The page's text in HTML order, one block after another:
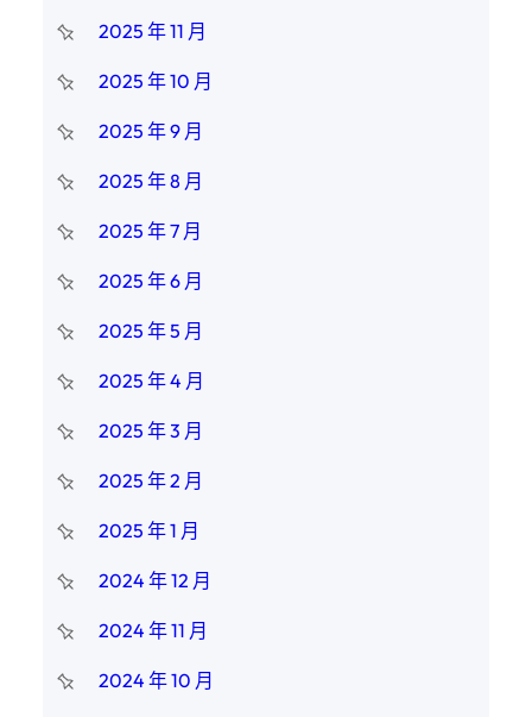
2025 年 11 月
2025 年 10 月
2025 年 9 月
2025 年 8 月
2025 年 7 月
2025 年 6 月
2025 年 5 月
2025 年 4 月
2025 年 3 月
2025 年 2 月
2025 年 1 月
2024 年 12 月
2024 年 11 月
2024 年 10 月